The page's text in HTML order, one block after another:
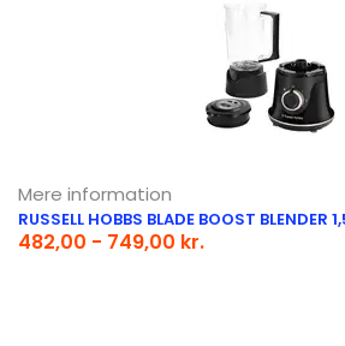
Mere information
RUSSELL HOBBS BLADE BOOST BLENDER
482,00 - 749,00 kr.